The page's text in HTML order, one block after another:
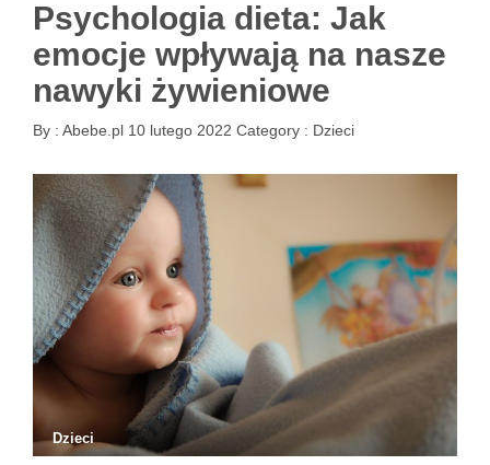
Psychologia dieta: Jak
emocje wpływają na nasze
nawyki żywieniowe
By : Abebe.pl 10 lutego 2022 Category : Dzieci
Dzieci